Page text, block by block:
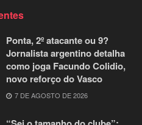
Ponta, 2º atacante ou 9?
Jornalista argentino detalha
como joga Facundo Colidio,
novo reforço do Vasco
7 DE AGOSTO DE 2026